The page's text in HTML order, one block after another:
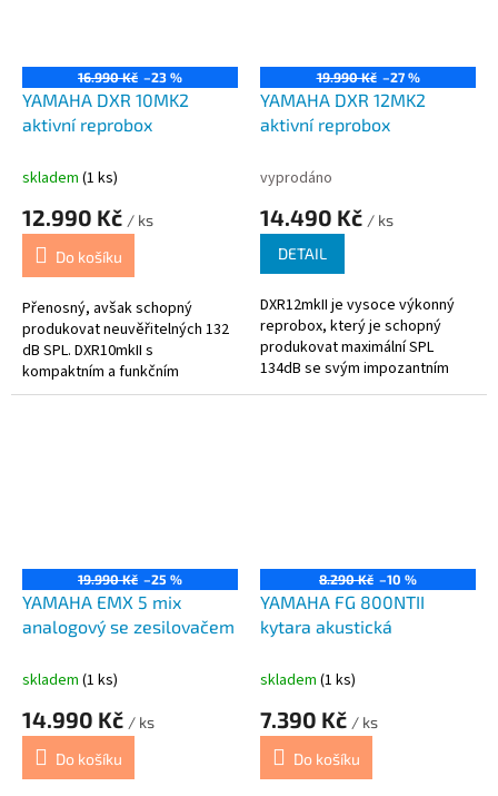
16.990 Kč –23 %
YAMAHA DXR 10MK2
aktivní reprobox
skladem (1 ks)
12.990 Kč / ks
Do košíku
Přenosný, avšak schopný
produkovat neuvěřitelných 132
dB SPL. DXR10mkII s
kompaktním a funkčním
designem je ideální pro širokou
kvalitu a výkon.
19.990 Kč –27 %
YAMAHA DXR 12MK2
aktivní reprobox
vyprodáno
14.490 Kč / ks
DETAIL
DXR12mkII je vysoce výkonný
reprobox, který je schopný
produkovat maximální SPL
134dB se svým impozantním
výkonem 1100W. Jedná se o
19.990 Kč –25 %
YAMAHA EMX 5 mix
analogový se zesilovačem
skladem (1 ks)
14.990 Kč / ks
Do košíku
8.290 Kč –10 %
YAMAHA FG 800NTII
kytara akustická
skladem (1 ks)
7.390 Kč / ks
Do košíku